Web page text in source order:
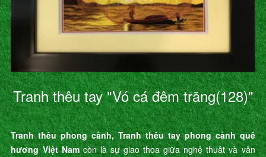
Tranh thêu tay "Vó cá đêm trăng(128)"
Tranh thêu phong cảnh, Tranh thêu tay phong cảnh quê
hương Việt Namcòn là sự giao thoa giữa nghệ thuât và văn